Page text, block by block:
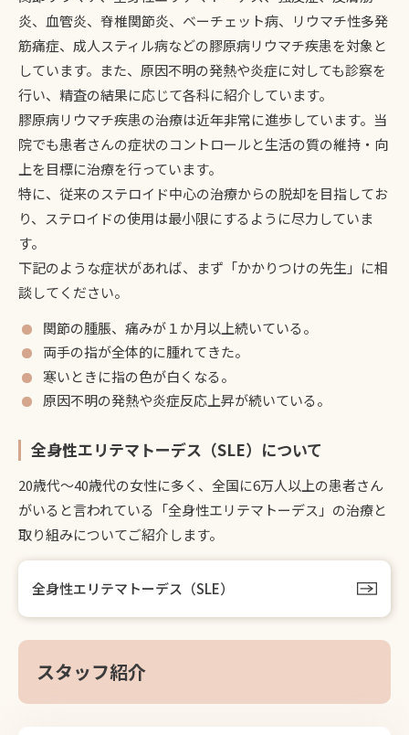
炎、血管炎、脊椎関節炎、ベーチェット病、リウマチ性多発
筋痛症、成人スティル病などの膠原病リウマチ疾患を対象と
しています。また、原因不明の発熱や炎症に対しても診察を
行い、精査の結果に応じて各科に紹介しています。
膠原病リウマチ疾患の治療は近年非常に進歩しています。当
院でも患者さんの症状のコントロールと生活の質の維持・向
上を目標に治療を行っています。
特に、従来のステロイド中心の治療からの脱却を目指してお
り、ステロイドの使用は最小限にするように尽力していま
す。
下記のような症状があれば、まず「かかりつけの先生」に相
談してください。
関節の腫脹、痛みが１か月以上続いている。
両手の指が全体的に腫れてきた。
寒いときに指の色が白くなる。
原因不明の発熱や炎症反応上昇が続いている。
全身性エリテマトーデス（SLE）について
20歳代～40歳代の女性に多く、全国に6万人以上の患者さん
がいると言われている「全身性エリテマトーデス」の治療と
取り組みについてご紹介します。
全身性エリテマトーデス（SLE）
スタッフ紹介